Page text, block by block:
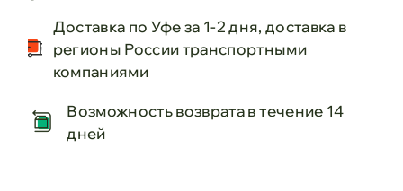
Доставка по Уфе за 1-2 дня, доставка в
регионы России транспортными
компаниями
Возможность возврата в течение 14
дней